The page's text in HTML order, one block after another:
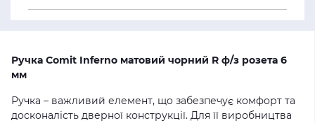
Ручка Comit Inferno матовий чорний R ф/з розета 6
мм
Ручка – важливий елемент, що забезпечує комфорт та
досконалість дверної конструкції. Для її виробництва